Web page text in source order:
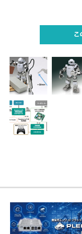
こ